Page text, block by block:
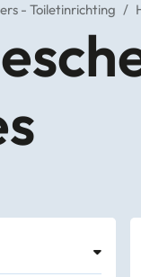
- Toiletinrichting /